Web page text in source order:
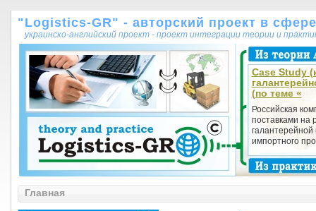
"Logistics-GR" - авторский проект в
украинско-английский проект - проект интеграции теории и
Case Study
(по теме «
Российская
поставками на
галантерейной
импортного
Главная